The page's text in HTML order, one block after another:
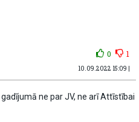
0 1
10.09.2022 15:09 |
ne par JV, ne arī Attīstībai